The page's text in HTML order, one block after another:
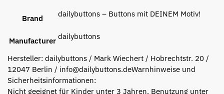
Brand dailybuttons – Buttons mit DEINEM Motiv!
Manufacturer dailybuttons
Hersteller: dailybuttons / Mark Wiechert / Hobrechtstr. 20 /
12047 Berlin / info@dailybuttons.deWarnhinweise und
Sicherheitsinformationen:
Nicht geeignet für Kinder unter 3 Jahren. Benutzung unter